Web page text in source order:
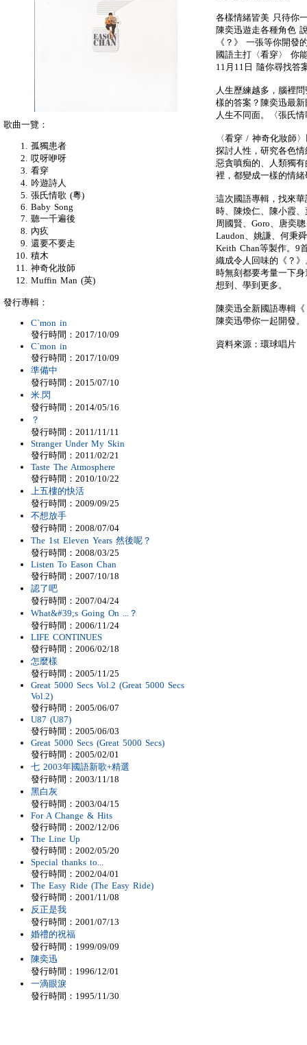
各樣情緒皆美 只待你
陳奕迅遊走各種角色
《？》 一張等你開發
國語主打〈看穿〉 你
11月11日 隨你尋找答
人生歷練越多，腦裡
樣的答案？陳奕迅最
人生不同面。〈張氏
〈看穿 / 神奇化妝師
探討人性，研究各色
惡貪嗔痴的、人類獨
裡，都變成一樣的情
這次國語專輯，找來
時、陳煥仁、陳小霞、
周國賢、Goro、唐奕
Laudon、姚謙、何秉
Keith Chan等製作。9
織成令人回味的《？
時無刻都要考量一下
想到、學到更多。
陳奕迅全新國語專輯
陳奕迅帶你一起開發。
資料來源：環球唱片
歌曲一覽：
孤獨患者
哎呀咿呀
看穿
吟遊詩人
張氏情歌 (粵)
Baby Song
聽一千遍後
內疚
還要不要走
積木
神奇化妝師
Muffin Man (英)
發行專輯：
C`mon in
發行時間：2017/10/09
C`mon in
發行時間：2017/10/09
準備中
發行時間：2015/07/10
米.閃
發行時間：2014/05/16
？
發行時間：2011/11/11
Stranger Under My Skin
發行時間：2011/02/21
Taste The Atmosphere
發行時間：2010/10/22
上五樓的快活
發行時間：2009/09/25
不想放手
發行時間：2008/07/04
The 1st Eleven Years 然後呢？
發行時間：2008/03/25
Listen To Eason Chan
發行時間：2007/10/18
認了吧
發行時間：2007/04/24
What&#39;s Going On ...？
發行時間：2006/11/24
LIFE CONTINUES
發行時間：2006/02/18
怎麼樣
發行時間：2005/11/25
Great 5000 Secs Vol.2 (Great 5000 Secs
Vol.2)
發行時間：2005/06/07
U87 (U87)
發行時間：2005/06/03
Great 5000 Secs (Great 5000 Secs)
發行時間：2005/02/01
七 2003年國語新歌+精選
發行時間：2003/11/18
黑白灰
發行時間：2003/04/15
For A Change & Hits
發行時間：2002/12/06
The Line Up
發行時間：2002/05/20
Special thanks to...
發行時間：2002/04/01
The Easy Ride (The Easy Ride)
發行時間：2001/11/08
反正是我
發行時間：2001/07/13
婚禮的祝福
發行時間：1999/09/09
陳奕迅
發行時間：1996/12/01
一滴眼淚
發行時間：1995/11/30